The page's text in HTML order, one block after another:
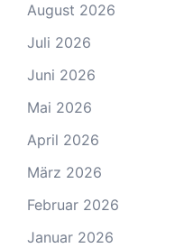
August 2026
Juli 2026
Juni 2026
Mai 2026
April 2026
März 2026
Februar 2026
Januar 2026